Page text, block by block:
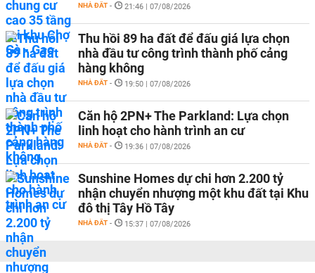
NHÀ ĐẤT - 21:46 | 07/08/2026
Thu hồi 89 ha đất để đấu giá lựa chọn
nhà đầu tư công trình thành phố cảng
hàng không
NHÀ ĐẤT - 19:50 | 07/08/2026
Căn hộ 2PN+ The Parkland: Lựa chọn
linh hoạt cho hành trình an cư
NHÀ ĐẤT - 19:36 | 07/08/2026
Sunshine Homes dự chi hơn 2.200 tỷ
nhận chuyển nhượng một khu đất tại Khu
đô thị Tây Hồ Tây
NHÀ ĐẤT - 15:37 | 07/08/2026